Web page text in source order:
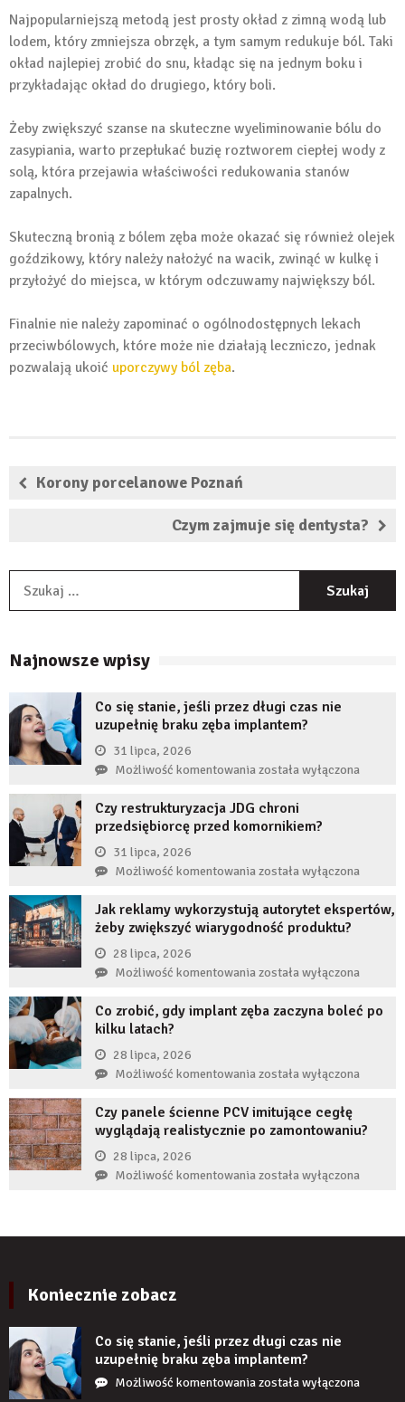
Najpopularniejszą metodą jest prosty okład z zimną wodą lub
lodem, który zmniejsza obrzęk, a tym samym redukuje ból. Taki
okład najlepiej zrobić do snu, kładąc się na jednym boku i
przykładając okład do drugiego, który boli.
Żeby zwiększyć szanse na skuteczne wyeliminowanie bólu do
zasypiania, warto przepłukać buzię roztworem ciepłej wody z
solą, która przejawia właściwości redukowania stanów
zapalnych.
Skuteczną bronią z bólem zęba może okazać się również olejek
goździkowy, który należy nałożyć na wacik, zwinąć w kulkę i
przyłożyć do miejsca, w którym odczuwamy największy ból.
Finalnie nie należy zapominać o ogólnodostępnych lekach
przeciwbólowych, które może nie działają leczniczo, jednak
pozwalają ukoić uporczywy ból zęba.
Korony porcelanowe Poznań
Czym zajmuje się dentysta?
Najnowsze wpisy
Co się stanie, jeśli przez długi czas nie
uzupełnię braku zęba implantem?
31 lipca, 2026
Możliwość komentowaniaCo
stanie,
jeśli
długi
uzupełnię
implantem?
została wyłączona
Czy restrukturyzacja JDG chroni
przedsiębiorcę przed komornikiem?
31 lipca, 2026
Możliwość komentowaniaCzy
JDG
chroni
przed
komornikiem?
została wyłączona
Jak reklamy wykorzystują autorytet ekspertów,
żeby zwiększyć wiarygodność produktu?
28 lipca, 2026
Możliwość komentowaniaJak
wykorzystują
żeby
zwiększyć
wiarygodność
produktu?
została wyłączona
Co zrobić, gdy implant zęba zaczyna boleć po
kilku latach?
28 lipca, 2026
Możliwość komentowaniaCo
gdy
implant
zaczyna
została wyłączona
Czy panele ścienne PCV imitujące cegłę
wyglądają realistycznie po zamontowaniu?
28 lipca, 2026
Możliwość komentowaniaCzy
zamontowaniu?
została wyłączona
Koniecznie zobacz
Co się stanie, jeśli przez długi czas nie
uzupełnię braku zęba implantem?
Możliwość komentowaniaCo
została wyłączona